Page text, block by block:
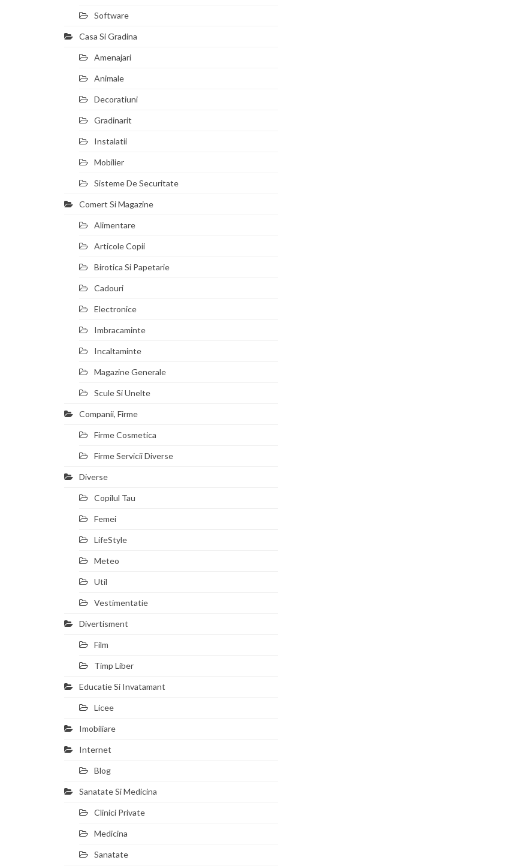
Software
Casa Si Gradina
Amenajari
Animale
Decoratiuni
Gradinarit
Instalatii
Mobilier
Sisteme De Securitate
Comert Si Magazine
Alimentare
Articole Copii
Birotica Si Papetarie
Cadouri
Electronice
Imbracaminte
Incaltaminte
Magazine Generale
Scule Si Unelte
Companii, Firme
Firme Cosmetica
Firme Servicii Diverse
Diverse
Copilul Tau
Femei
LifeStyle
Meteo
Util
Vestimentatie
Divertisment
Film
Timp Liber
Educatie Si Invatamant
Licee
Imobiliare
Internet
Blog
Sanatate Si Medicina
Clinici Private
Medicina
Sanatate